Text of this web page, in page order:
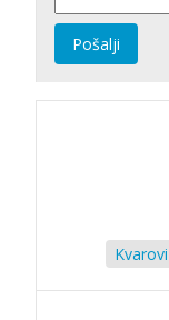
Pošalji
Kvarovi